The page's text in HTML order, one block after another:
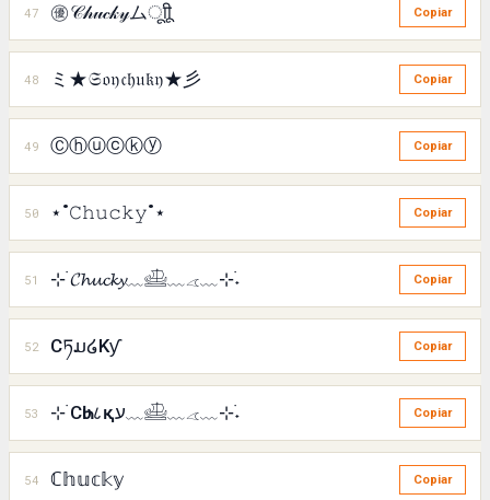
47 ㊝𝒞𝒽𝓊𝒸𝓀𝓎ムㅤूाीू Copiar
48 ミ★𝔖𝔬𝔶𝔠𝔥𝔲𝔨𝔶★彡 Copiar
49 Ⓒⓗⓤⓒⓚⓨ Copiar
50 ⋆˚𝙲𝚑𝚞𝚌𝚔𝚢˚⋆ Copiar
51 ⊹ ࣪𝓒𝓱𝓾𝓬𝓴𝔂﹏𓊝﹏𓂁﹏⊹࣪˖ Copiar
52 Cཏມ໒Kƴ Copiar
53 ⊹ ࣪CҺυ८қע﹏𓊝﹏𓂁﹏⊹࣪˖ Copiar
54 ℂ𝕙𝕦𝕔𝕜𝕪 Copiar